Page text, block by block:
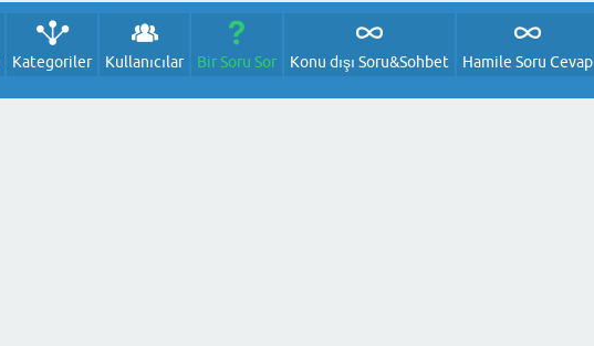
Kategoriler Kullanıcılar Bir Soru Sor Konu dışı Soru&Sohbet Hamile Soru Cevap